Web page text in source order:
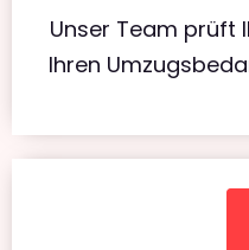
Unser Team prüft
Ihren